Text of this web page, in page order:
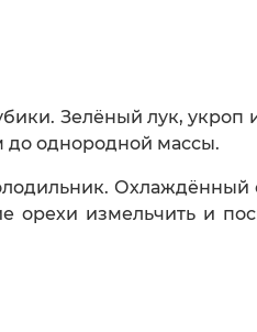
Зелёный лук, укроп
до однородной массы.
Охлаждённый
орехи измельчить и